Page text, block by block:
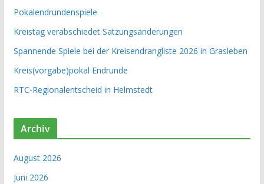
Pokalendrundenspiele
Kreistag verabschiedet Satzungsänderungen
Spannende Spiele bei der Kreisendrangliste 2026 in Grasleben
Kreis(vorgabe)pokal Endrunde
RTC-Regionalentscheid in Helmstedt
Archiv
August 2026
Juni 2026